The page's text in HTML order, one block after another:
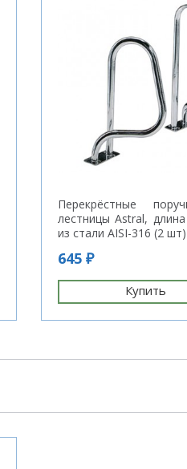
Перекрёстные
лестницы Astral,
из стали AISI-316 (2 шт)
645 ₽
Купить